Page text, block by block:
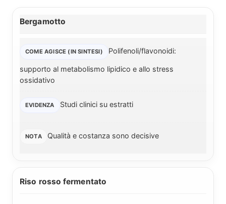
Bergamotto
Polifenoli/flavonoidi:
supporto al metabolismo lipidico e allo stress
ossidativo
Studi clinici su estratti
Qualità e costanza sono decisive
Riso rosso fermentato